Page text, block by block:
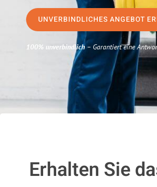
UNVERBINDLICHES ANGEBOT
100% unverbindlich– Garantiert eine
Erhalten Sie